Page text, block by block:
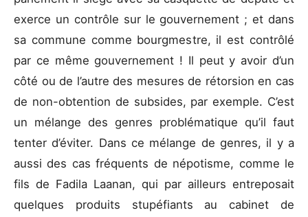
exerce un contrôle sur le gouvernement ; et dans
sa commune comme bourgmestre, il est contrôlé
par ce même gouvernement ! Il peut y avoir d’un
côté ou de l’autre des mesures de rétorsion en cas
de non-obtention de subsides, par exemple. C’est
un mélange des genres problématique qu’il faut
tenter d’éviter. Dans ce mélange de genres, il y a
aussi des cas fréquents de népotisme, comme le
fils de Fadila Laanan, qui par ailleurs entreposait
quelques produits stupéfiants au cabinet de